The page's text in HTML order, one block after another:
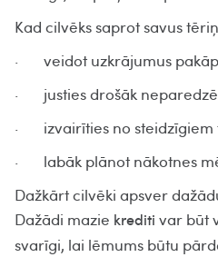
Kad cilvēks saprot savus
· veidot uzkrājumus
· justies drošāk
· izvairīties no steidzīgiem
· labāk plānot nākotnes
Dažkārt cilvēki apsver
Dažādi mazie krediti var būt
svarīgi, lai lēmums būtu